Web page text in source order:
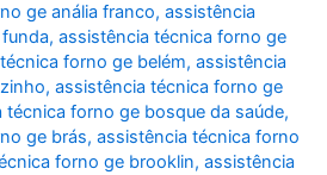
ge anália franco,assistência
,assistência técnica forno ge
forno ge belém,assistência
,assistência técnica forno ge
técnica forno ge bosque da saúde,
ge brás,assistência técnica forno
forno ge brooklin,assistência